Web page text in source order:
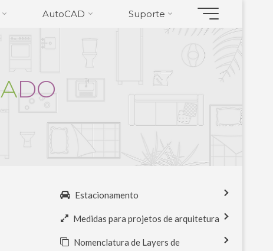
AutoCAD Suporte
ADO
Estacionamento
Medidas para projetos de arquitetura
Nomenclatura de Layers de